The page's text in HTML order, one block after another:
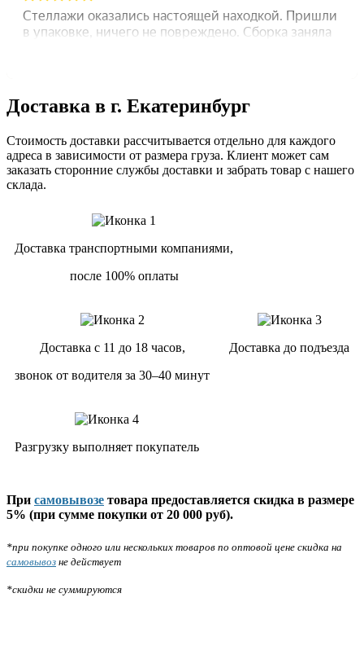
Доставка в г. Екатеринбург
Стоимость доставки рассчитывается отдельно для каждого
адреса в зависимости от размера груза. Клиент может сам
заказать сторонние службы доставки и забрать товар с нашего
склада.
Доставка транспортными компаниями,
после 100% оплаты
Доставка с 11 до 18 часов,
звонок от водителя за 30–40 минут
Доставка до подъезда
Разгрузку выполняет покупатель
При самовывозе товара предоставляется скидка в размере
5% (при сумме покупки от 20 000 руб).
*при покупке одного или нескольких товаров по оптовой цене скидка на
самовывоз не действует
*скидки не суммируются